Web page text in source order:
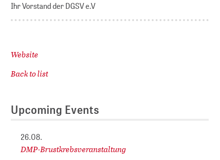
Ihr Vorstand der DGSV e.V
Website
Back to list
Upcoming Events
26.08.
DMP-Brustkrebsveranstaltung